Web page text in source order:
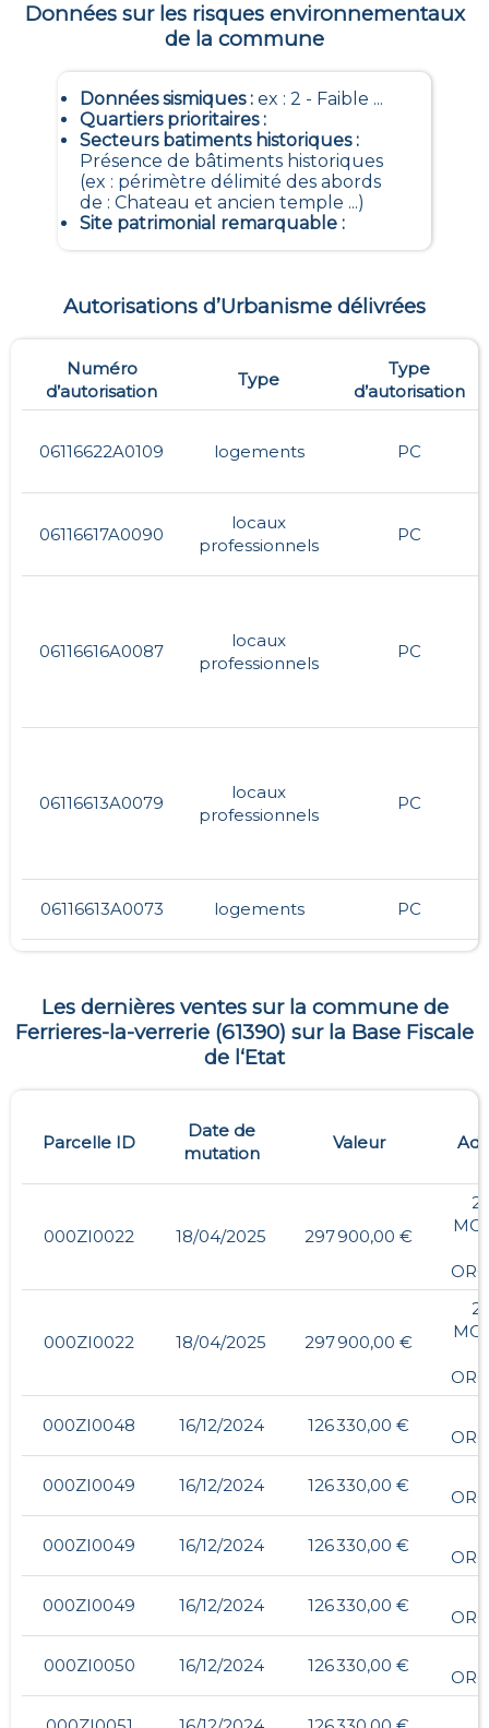
Données sur les risques environnementaux
de la commune
Données sismiques: ex : 2 - Faible ...
Quartiers prioritaires:
Secteurs batiments historiques:
Présence de bâtiments historiques
(ex : périmètre délimité des abords
de : Chateau et ancien temple ...)
Site patrimonial remarquable:
Autorisations d’Urbanisme délivrées
Numéro
d’autorisation
Type
Type
d’autorisation
06116622A0109 logements PC
06116617A0090
locaux
professionnels
PC
06116616A0087
locaux
professionnels
PC
06116613A0079
locaux
professionnels
PC
06116613A0073 logements PC
Les dernières ventes sur la commune de
Ferrieres-la-verrerie (61390) sur la Base Fiscale
de l‘Etat
Parcelle ID
Date de
mutation
Valeur
000ZI0022 18/04/2025 297 900,00 €
2,
000ZI0022 18/04/2025 297 900,00 €
2,
000ZI0048 16/12/2024 126 330,00 €
000ZI0049 16/12/2024 126 330,00 €
000ZI0049 16/12/2024 126 330,00 €
000ZI0049 16/12/2024 126 330,00 €
000ZI0050 16/12/2024 126 330,00 €